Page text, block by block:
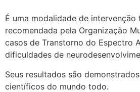
É uma modalidade de intervenção
recomendada pela Organização
casos de Transtorno do Espectro
dificuldades de
Seus resultados são
científicos do mundo todo.